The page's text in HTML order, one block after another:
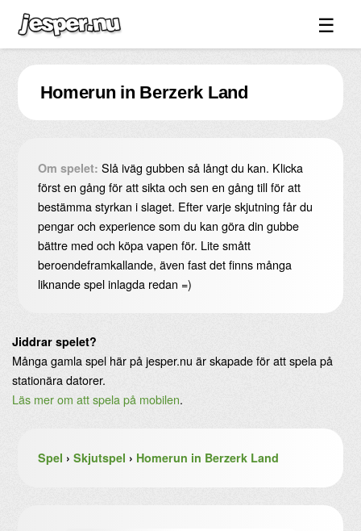
☰
Spel ↓
Bilder ↓
Forum ↓
Videos
Blandat ↓
Om sidan ↓
Homerun in Berzerk Land
Om spelet: Slå iväg gubben så långt du kan. Klicka
först en gång för att sikta och sen en gång till för att
bestämma styrkan i slaget. Efter varje skjutning får du
pengar och experience som du kan göra din gubbe
bättre med och köpa vapen för. Lite smått
beroendeframkallande, även fast det finns många
liknande spel inlagda redan =)
Jiddrar spelet?
Många gamla spel här på jesper.nu är skapade för att spela på
stationära datorer.
Läs mer om att spela på mobilen.
Spel › Skjutspel › Homerun in Berzerk Land